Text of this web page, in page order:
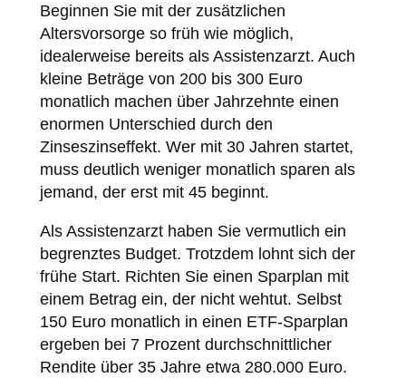
Beginnen Sie mit der zusätzlichen
Altersvorsorge so früh wie möglich,
idealerweise bereits als Assistenzarzt. Auch
kleine Beträge von 200 bis 300 Euro
monatlich machen über Jahrzehnte einen
enormen Unterschied durch den
Zinseszinseffekt. Wer mit 30 Jahren startet,
muss deutlich weniger monatlich sparen als
jemand, der erst mit 45 beginnt.
Als Assistenzarzt haben Sie vermutlich ein
begrenztes Budget. Trotzdem lohnt sich der
frühe Start. Richten Sie einen Sparplan mit
einem Betrag ein, der nicht wehtut. Selbst
150 Euro monatlich in einen ETF-Sparplan
ergeben bei 7 Prozent durchschnittlicher
Rendite über 35 Jahre etwa 280.000 Euro.